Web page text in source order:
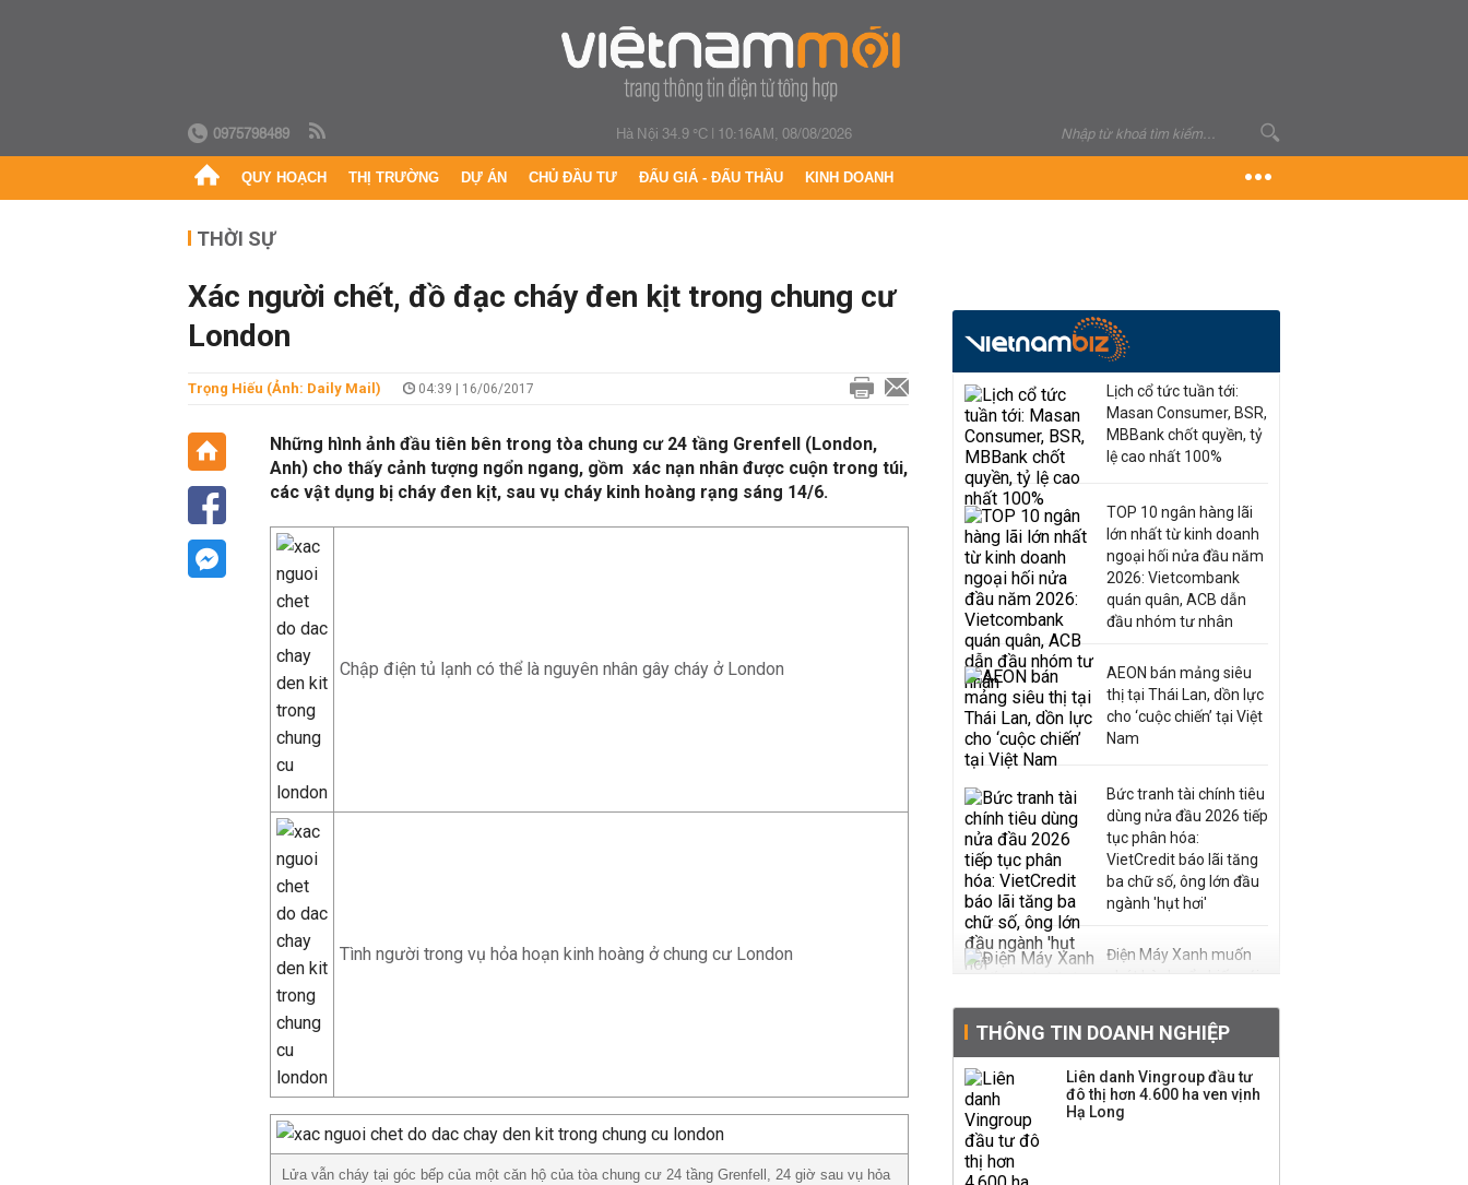
0975798489 Hà Nội 34.9 °C| 10:16AM, 08/08/2026
QUY HOẠCH THỊ TRƯỜNG DỰ ÁN CHỦ ĐẦU TƯ ĐẤU GIÁ - ĐẤU THẦU KINH DOANH
THỜI SỰ
Xác người chết, đồ đạc cháy đen kịt trong chung cư
London
Trọng Hiếu (Ảnh: Daily Mail) 04:39 | 16/06/2017
Những hình ảnh đầu tiên bên trong tòa chung cư 24 tầng Grenfell (London,
Anh) cho thấy cảnh tượng ngổn ngang, gồm xác nạn nhân được cuộn trong túi,
các vật dụng bị cháy đen kịt, sau vụ cháy kinh hoàng rạng sáng 14/6.
Chập điện tủ lạnh có thể là nguyên nhân gây cháy ở London
Tình người trong vụ hỏa hoạn kinh hoàng ở chung cư London
Lửa vẫn cháy tại góc bếp của một căn hộ của tòa chung cư 24 tầng Grenfell, 24 giờ sau vụ hỏa
Lịch cổ tức tuần tới:
Masan Consumer, BSR,
MBBank chốt quyền, tỷ
lệ cao nhất 100%
TOP 10 ngân hàng lãi
lớn nhất từ kinh doanh
ngoại hối nửa đầu năm
2026: Vietcombank
quán quân, ACB dẫn
đầu nhóm tư nhân
AEON bán mảng siêu
thị tại Thái Lan, dồn lực
cho ‘cuộc chiến’ tại Việt
Nam
Bức tranh tài chính tiêu
dùng nửa đầu 2026 tiếp
tục phân hóa:
VietCredit báo lãi tăng
ba chữ số, ông lớn đầu
ngành 'hụt hơi'
Điện Máy Xanh muốn
phát hành cổ phiếu với
Sau nhịp điều chỉnh
mạnh, CTCK nhìn thấy
cơ hội ở nhóm cổ phiếu
THÔNG TIN DOANH NGHIỆP
Liên danh Vingroup đầu tư
đô thị hơn 4.600 ha ven vịnh
Hạ Long